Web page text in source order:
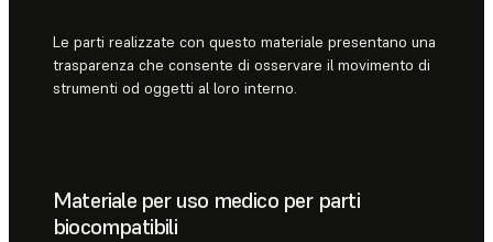
Le parti realizzate con questo materiale presentano una
trasparenza che consente di osservare il movimento di
strumenti od oggetti al loro interno.
Materiale per uso medico per parti
biocompatibili